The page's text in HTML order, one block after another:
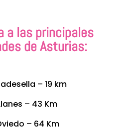
a las principales
de Asturias:
– 19 km
– 43 Km
– 64 Km